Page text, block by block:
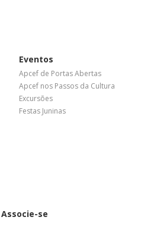
Eventos
Apcef de Portas Abertas
Apcef nos Passos da Cultura
Excursões
Festas Juninas
Associe-se